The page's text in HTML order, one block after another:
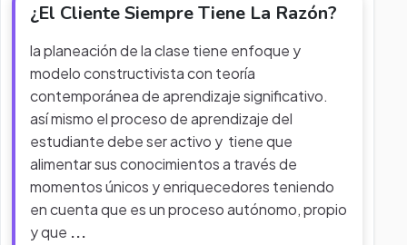
¿El Cliente Siempre Tiene La Razón?
la planeación de la clase tiene enfoque y
modelo constructivista con teoría
contemporánea de aprendizaje significativo.
así mismo el proceso de aprendizaje del
estudiante debe ser activo y tiene que
alimentar sus conocimientos a través de
momentos únicos y enriquecedores teniendo
en cuenta que es un proceso autónomo, propio
y que ...